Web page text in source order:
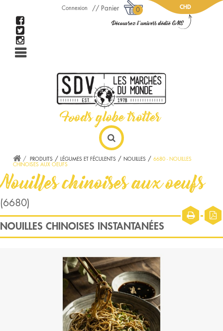
CHD
Panier 0
Connexion
PRODUITS LÉGUMES ET FÉCULENTS NOUILLES
6680 - NOUILLES
CHINOISES AUX OEUFS
Nouilles chinoises aux oeufs
(6680)
NOUILLES CHINOISES INSTANTANÉES